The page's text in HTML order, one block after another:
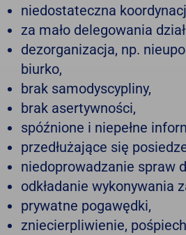
niedostateczna
za mało delegowania
dezorganizacja, np.
biurko,
brak samodyscypliny,
brak asertywności,
spóźnione i niepełne
przedłużające się
niedoprowadzanie spraw
odkładanie wykonywania
prywatne pogawędki,
zniecierpliwienie,